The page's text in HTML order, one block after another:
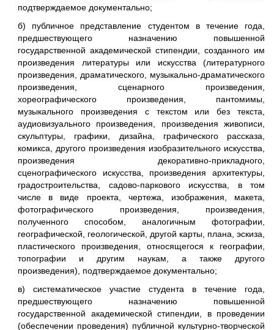
подтверждаемое документально;
б) публичное представление студентом в течение года,
предшествующего назначению повышенной
государственной академической стипендии, созданного им
произведения литературы или искусства (литературного
произведения, драматического, музыкально-драматического
произведения, сценарного произведения,
хореографического произведения, пантомимы,
музыкального произведения с текстом или без текста,
аудиовизуального произведения, произведения живописи,
скульптуры, графики, дизайна, графического рассказа,
комикса, другого произведения изобразительного искусства,
произведения декоративно-прикладного,
сценографического искусства, произведения архитектуры,
градостроительства, садово-паркового искусства, в том
числе в виде проекта, чертежа, изображения, макета,
фотографического произведения, произведения,
полученного способом, аналогичным фотографии,
географической, геологической, другой карты, плана, эскиза,
пластического произведения, относящегося к географии,
топографии и другим наукам, а также другого
произведения), подтверждаемое документально;
в) систематическое участие студента в течение года,
предшествующего назначению повышенной
государственной академической стипендии, в проведении
(обеспечении проведения) публичной культурно-творческой